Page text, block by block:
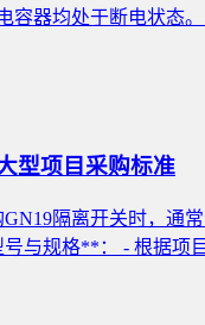
容器均处于断电状态
型项目采购标准
隔离开关时，通
与规格**： - 根据项